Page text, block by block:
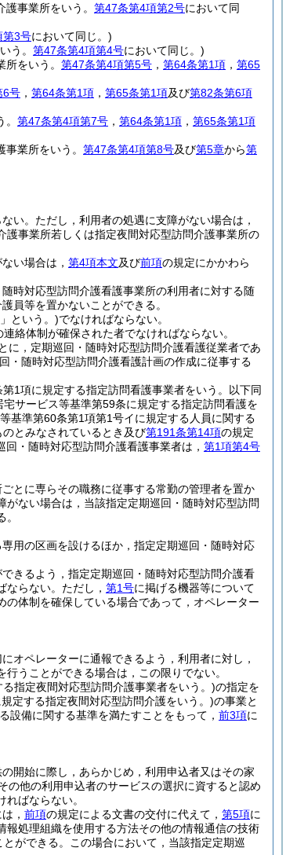
事業所をいう。 第47条第4項第2号において同
第3号において同じ。)
う。 第47条第4項第4号において同じ。)
をいう。 第47条第4項第5号 ， 第64条第1項 ， 第65
6号 ， 第64条第1項 ， 第65条第1項及び第82条第6項
第47条第4項第7号 ， 第64条第1項 ， 第65条第1項
業所をいう。 第47条第4項第8号及び第5章から第
い。 ただし，利用者の処遇に支障がない場合は，
事業所若しくは指定夜間対応型訪問介護事業所の
い場合は， 第4項本文及び前項の規定にかかわら
時対応型訪問介護看護事業所の利用者に対する随
員等を置かないことができる。
という。)でなければならない。
絡体制が確保された者でなければならない。
に，定期巡回・随時対応型訪問介護看護従業者であ
・随時対応型訪問介護看護計画の作成に従事する
1項に規定する指定訪問看護事業者をいう。以下同
宅サービス等基準第59条に規定する指定訪問看護を
基準第60条第1項第1号イに規定する人員に関する
とみなされているとき及び第191条第14項の規定
回・随時対応型訪問介護看護事業者は， 第1項第4号
とに専らその職務に従事する常勤の管理者を置か
ない場合は，当該指定定期巡回・随時対応型訪問
用の区画を設けるほか，指定定期巡回・随時対応
きるよう，指定定期巡回・随時対応型訪問介護看
らない。 ただし， 第1号に掲げる機器等について
体制を確保している場合であって，オペレーター
オペレーターに通報できるよう，利用者に対し，
うことができる場合は，この限りでない。
る指定夜間対応型訪問介護事業者をいう。)の指定を
規定する指定夜間対応型訪問介護をいう。)の事業と
設備に関する基準を満たすことをもって， 前3項に
開始に際し，あらかじめ，利用申込者又はその家
の他の利用申込者のサービスの選択に資すると認め
ばならない。
， 前項の規定による文書の交付に代えて， 第5項に
処理組織を使用する方法その他の情報通信の技術
ができる。
この場合において，当該指定定期巡